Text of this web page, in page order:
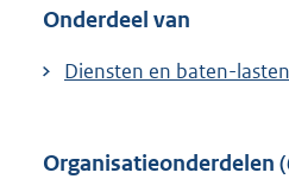
Onderdeel van
Diensten en baten-
Organisatieonderdelen